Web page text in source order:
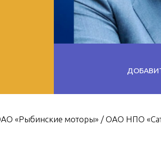
«Рыбинские моторы» / ОАО НПО